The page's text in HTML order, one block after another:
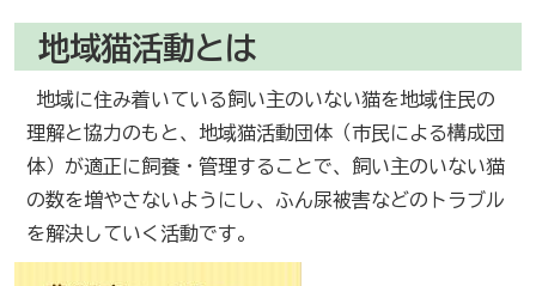
地域猫活動とは
地域に住み着いている飼い主のいない猫を地域住民の
理解と協力のもと、地域猫活動団体（市民による構成団
体）が適正に飼養・管理することで、飼い主のいない猫
の数を増やさないようにし、ふん尿被害などのトラブル
を解決していく活動です。